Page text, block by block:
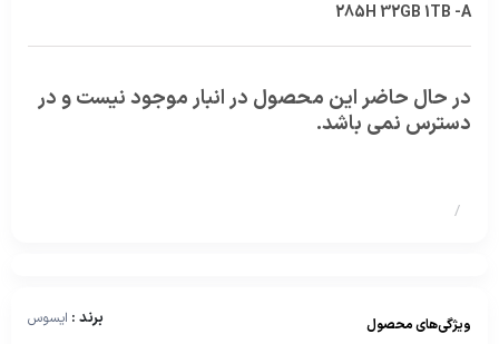
285H 32GB 1TB -A
در حال حاضر این محصول در انبار موجود نیست و در
دسترس نمی باشد.
/
برند : ایسوس ویژگی‌های محصول